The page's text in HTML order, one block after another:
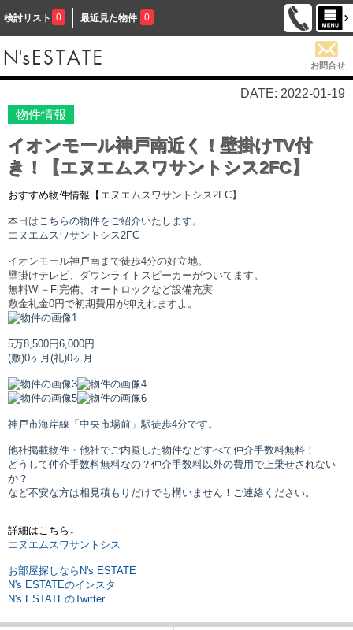
検討リスト 0 最近見た物件 0
お問合せ
DATE: 2022-01-19
物件情報
イオンモール神戸南近く！壁掛けTV付
き！【エヌエムスワサントシス2FC】
おすすめ物件情報【 エヌエムスワサントシス 2FC】
本日はこちらの物件をご紹介いたします。
エヌエムスワサントシス 2FC
イオンモール神戸南まで徒歩4分の好立地。
壁掛けテレビ、ダウンライトスピーカーがついてます。
無料Wi－Fi完備、オートロックなど設備充実
敷金礼金0円で初期費用が抑えれますよ。
5万8,500円6,000円
(敷)0ヶ月 (礼)0ヶ月
神戸市海岸線「中央市場前」駅徒歩4分です。
他社掲載物件・他社でご内覧した物件などすべて仲介手数料無料！
どうして仲介手数料無料なの？仲介手数料以外の費用で上乗せされない
か？
など不安な方は相見積もりだけでも構いません！ご連絡ください。
詳細はこちら↓
エヌエムスワサントシス
お部屋探しならN's ESTATE
N's ESTATEのインスタ
N's ESTATEのTwitter